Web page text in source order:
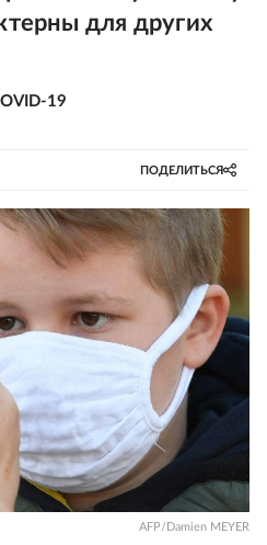
для других
19
ПОДЕЛИТЬСЯ
AFP/Damien MEYER